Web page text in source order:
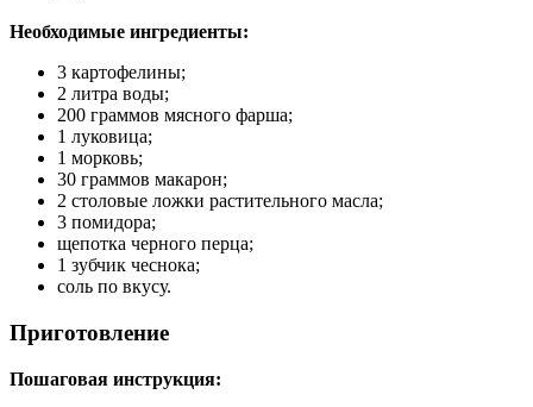
Необходимые ингредиенты:
3 картофелины;
2 литра воды;
200 граммов мясного фарша;
1 луковица;
1 морковь;
30 граммов макарон;
2 столовые ложки растительного масла;
3 помидора;
щепотка черного перца;
1 зубчик чеснока;
соль по вкусу.
Приготовление
Пошаговая инструкция: